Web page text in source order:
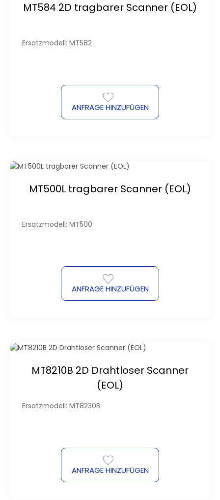
MT584 2D tragbarer Scanner (EOL)
Ersatzmodell: MT582
ANFRAGE HINZUFÜGEN
MT500L tragbarer Scanner (EOL)
Ersatzmodell: MT500
ANFRAGE HINZUFÜGEN
MT8210B 2D Drahtloser Scanner
(EOL)
Ersatzmodell: MT8230B
ANFRAGE HINZUFÜGEN